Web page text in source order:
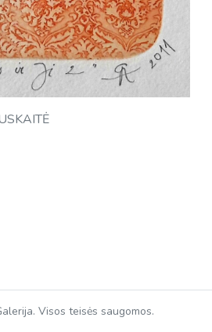
Visos teisės saugomos.